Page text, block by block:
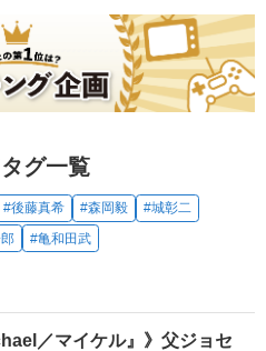
グ一覧
#後藤真希 #森岡毅
#城彰二
#亀和田武
／マイケル』》父ジョセ